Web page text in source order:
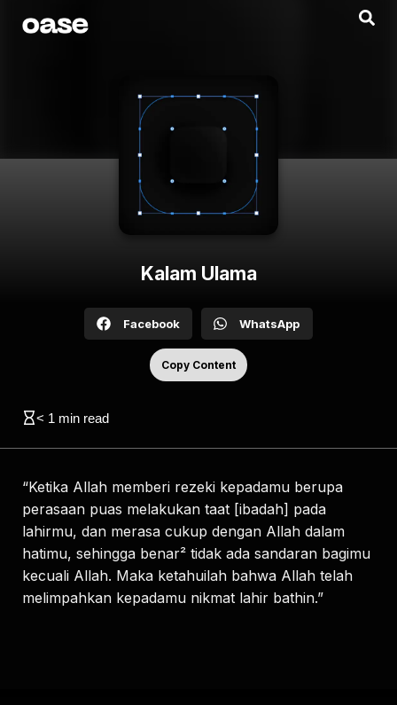
Kalam Ulama
Facebook WhatsApp
Copy Content
< 1 min read
“Ketika Allah memberi rezeki kepadamu berupa
perasaan puas melakukan taat [ibadah] pada
lahirmu, dan merasa cukup dengan Allah dalam
hatimu, sehingga benar² tidak ada sandaran bagimu
kecuali Allah. Maka ketahuilah bahwa Allah telah
melimpahkan kepadamu nikmat lahir bathin.”